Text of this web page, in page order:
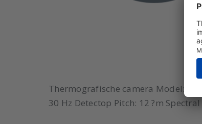
Thermografische camera Model:
30 Hz Detectop Pitch: 12 ?m